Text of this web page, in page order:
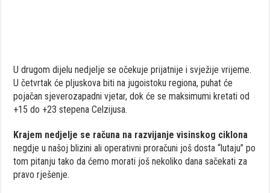
U drugom dijelu nedjelje se očekuje prijatnije i svježije vrijeme.
U četvrtak će pljuskova biti na jugoistoku regiona, puhat će
pojačan sjeverozapadni vjetar, dok će se maksimumi kretati od
+15 do +23 stepena Celzijusa.
Krajem nedjelje se računa na razvijanje visinskog ciklona
negdje u našoj blizini ali operativni proračuni još dosta “lutaju” po
tom pitanju tako da ćemo morati još nekoliko dana sačekati za
pravo rješenje.